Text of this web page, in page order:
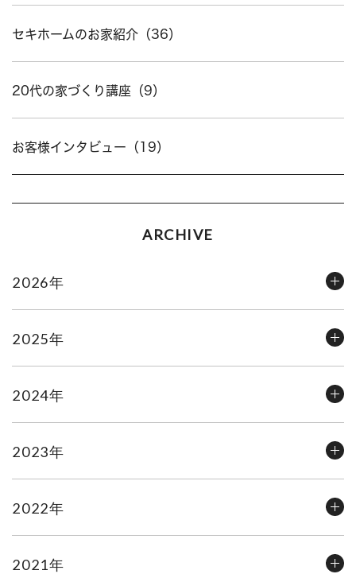
セキホームのお家紹介（36）
20代の家づくり講座（9）
お客様インタビュー（19）
ARCHIVE
2026年
2025年
2024年
2023年
2022年
2021年